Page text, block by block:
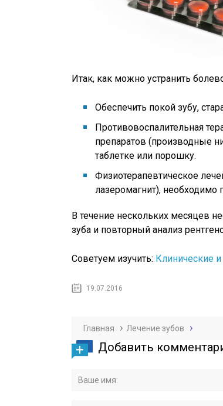
Итак, как можно устранить
Обеспечить покой зубу,
Противовоспалительная
препаратов (производные
таблетке или порошку.
Физиотерапевтическое
лазеромагнит), необходимо
В течение нескольких месяцев
зуба и повторный анализ
Советуем изучить: Клинические
19.07.2016
Главная Лечение зубов
Добавить